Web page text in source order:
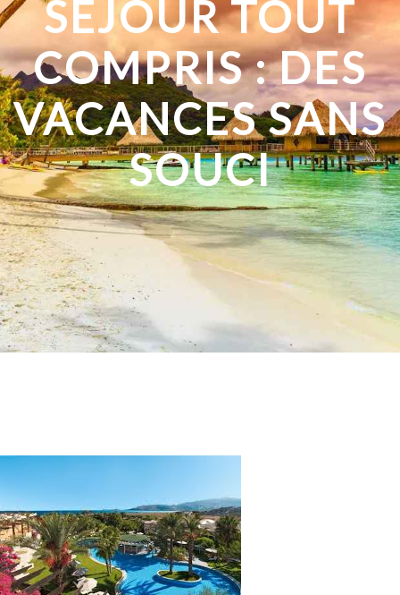
SÉJOUR TOUT
COMPRIS : DES
VACANCES SANS
SOUCI